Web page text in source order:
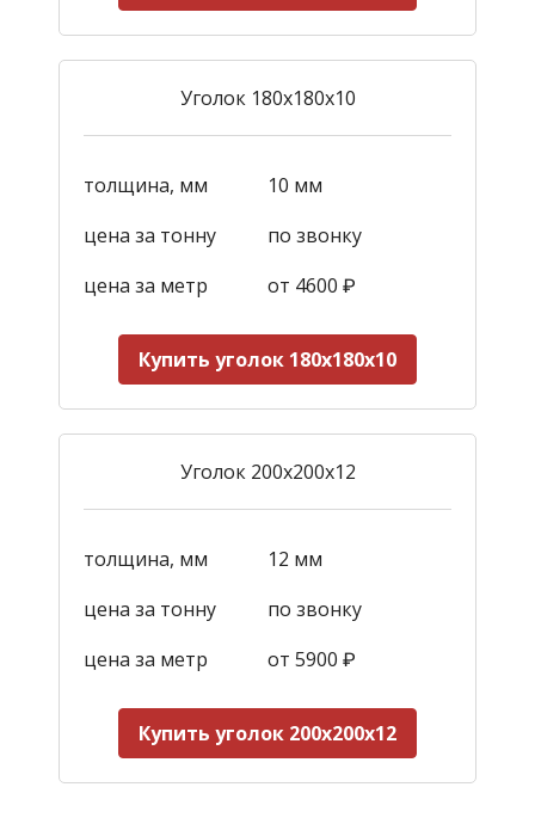
Уголок 180х180х10
толщина, мм
10 мм
цена за тонну
по звонку
цена за метр
от 4600 ₽
Купить уголок 180х180х10
Уголок 200х200х12
толщина, мм
12 мм
цена за тонну
по звонку
цена за метр
от 5900 ₽
Купить уголок 200х200х12